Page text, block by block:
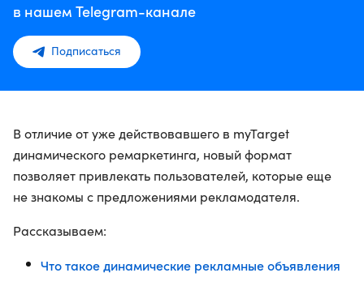
в нашем Telegram-канале
Подписаться
В отличие от уже действовавшего в myTarget
динамического ремаркетинга, новый формат
позволяет привлекать пользователей, которые еще
не знакомы с предложениями рекламодателя.
Рассказываем:
Что такое динамические рекламные объявления